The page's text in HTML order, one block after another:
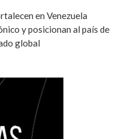
en Venezuela
y posicionan al país de
global